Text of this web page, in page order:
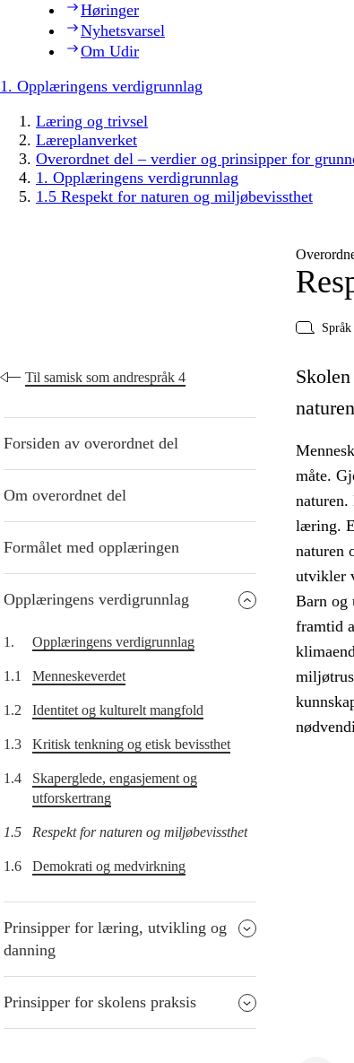
Høringer
Nyhetsvarsel
Om Udir
1. Opplæringens verdigrunnlag
Læring og trivsel
Læreplanverket
Overordnet del – verdier og prinsipper for
1. Opplæringens verdigrunnlag
1.5 Respekt for naturen og miljøbevissthet
Språk
Til samisk som andrespråk 4
Forsiden av overordnet del
Om overordnet del
Formålet med opplæringen
Opplæringens verdigrunnlag
1. Opplæringens verdigrunnlag
1.1 Menneskeverdet
1.2 Identitet og kulturelt mangfold
1.3 Kritisk tenkning og etisk bevissthet
1.4
Skaperglede, engasjement og
utforskertrang
1.5 Respekt for naturen og miljøbevissthet
1.6 Demokrati og medvirkning
Prinsipper for læring, utvikling og
danning
Prinsipper for skolens praksis
måte.
naturen.
læring.
naturen
utvikler
Barn og
framtid